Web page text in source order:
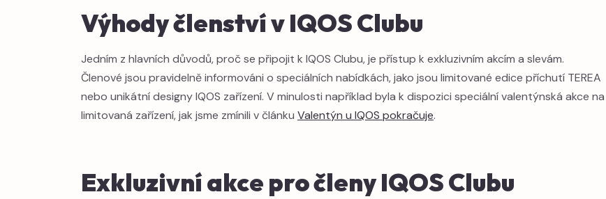
Výhody členství v IQOS Clubu
Jedním z hlavních důvodů, proč se připojit k IQOS Clubu, je přístup k exkluzivním akcím a slevám.
Členové jsou pravidelně informováni o speciálních nabídkách, jako jsou limitované edice příchutí TEREA
nebo unikátní designy IQOS zařízení. V minulosti například byla k dispozici speciální valentýnská akce na
limitovaná zařízení, jak jsme zmínili v článku Valentýn u IQOS pokračuje.
Exkluzivní akce pro členy IQOS Clubu